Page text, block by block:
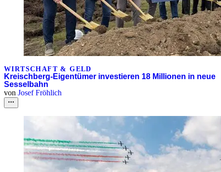
WIRTSCHAFT & GELD
Kreischberg-Eigentümer investieren 18 Millionen in neue
Sesselbahn
von Josef Fröhlich